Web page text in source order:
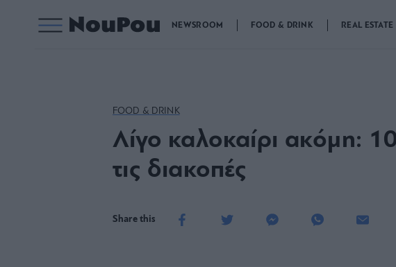
NEWSROOM FOOD & DRINK REAL ESTATE
FOOD & DRINK
Λίγο καλοκαίρι ακόμη:
τις διακοπές
Share this